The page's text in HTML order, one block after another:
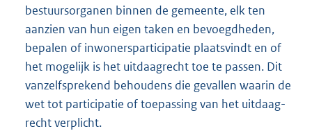
bestuursorganen binnen de gemeente, elk ten
aanzien van hun eigen taken en bevoegdheden,
bepalen of inwonersparticipatie plaatsvindt en of
het mogelijk is het uitdaagrecht toe te passen. Dit
vanzelfsprekend behoudens die gevallen waarin de
wet tot participatie of toepassing van het uitdaag-
recht verplicht.